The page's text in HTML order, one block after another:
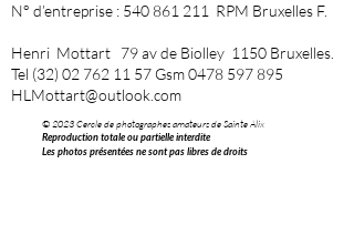
© 2023 Cercle de photographes amateurs de Sainte Alix
Reproduction totale ou partielle interdite
Les photos présentées ne sont pas libres de droits
N° d’entreprise : 540 861 211 RPM Bruxelles F.
Henri Mottart 79 av de Biolley 1150 Bruxelles.
Tel (32) 02 762 11 57 Gsm0478 597 895
HLMottart@outlook.com